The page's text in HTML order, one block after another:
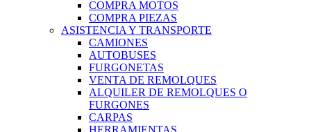
COMPRA MOTOS
COMPRA PIEZAS
ASISTENCIA Y TRANSPORTE
CAMIONES
AUTOBUSES
FURGONETAS
VENTA DE REMOLQUES
ALQUILER DE REMOLQUES O
FURGONES
CARPAS
HERRAMIENTAS